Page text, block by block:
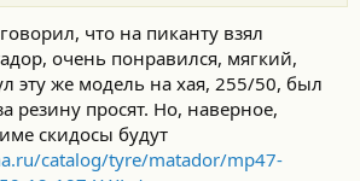
что на пиканту взял
очень понравился, мягкий,
эту же модель на хая, 255/50, был
резину просят. Но, наверное,
скидосы будут
catalog/tyre/matador/mp47-